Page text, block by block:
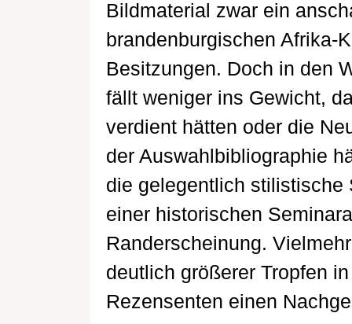
Bildmaterial zwar ein
brandenburgischen Afrika-
Besitzungen. Doch in den
fällt weniger ins Gewicht,
verdient hätten oder die
der Auswahlbibliographie
die gelegentlich stilistische
einer historischen
Randerscheinung.
deutlich größerer Tropfen
Rezensenten einen